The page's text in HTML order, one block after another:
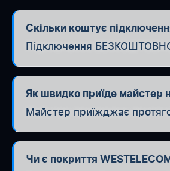
Скільки коштує
Підключення
Як швидко приїде майстер
Майстер приїжджає
Чи є покриття